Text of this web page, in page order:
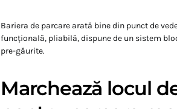
Bariera de parcare arată bine din punct de
funcțională, pliabilă, dispune de un sistem
pre-găurite.
Marchează locul